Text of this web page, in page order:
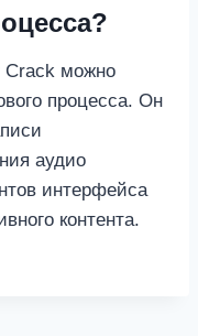
Crack можно
процесса. Он
аудио
интерфейса
контента.